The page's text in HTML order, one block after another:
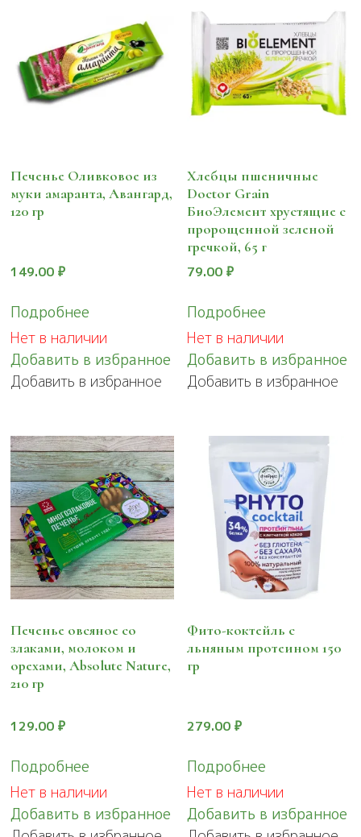
Печенье Оливковое из
муки амаранта, Авангард,
120 гр
149.00 ₽
Подробнее
Нет в наличии
Добавить в избранное
Добавить в избранное
Хлебцы пшеничные
Doctor Grain
БиоЭлемент хрустящие с
пророщенной зеленой
гречкой, 65 г
79.00₽
Подробнее
Нет в наличии
Добавить в избранное
Добавить в избранное
Печенье овсяное со
злаками, молоком и
орехами, Absolute Nature,
210 гр
129.00 ₽
Подробнее
Нет в наличии
Добавить в избранное
Фито-коктейль с
льняным протеином 150
гр
279.00₽
Подробнее
Нет в наличии
Добавить в избранное